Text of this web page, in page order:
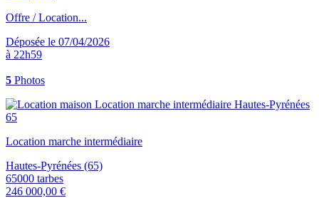
Offre / Location...
Déposée le 07/04/2026
à 22h59
5 Photos
Location marche intermédiaire
Hautes-Pyrénées (65)
65000 tarbes
246 000,00 €